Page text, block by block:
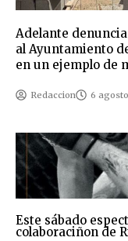
Adelante
al Ayuntamiento
en un ejemplo de
Redaccion 6
Este sábado
colaboraciñon de